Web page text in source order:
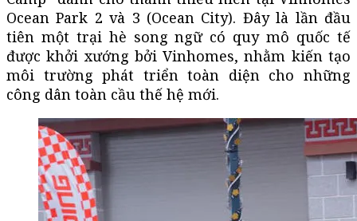
Ocean Park 2 và 3 (Ocean City). Đây là lần đầu
tiên một trại hè song ngữ có quy mô quốc tế
được khởi xướng bởi Vinhomes, nhằm kiến tạo
môi trường phát triển toàn diện cho những
công dân toàn cầu thế hệ mới.